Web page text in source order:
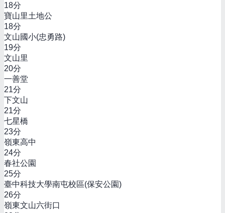
18分
寶山里土地公
18分
文山國小(忠勇路)
19分
文山里
20分
一善堂
21分
下文山
21分
七星橋
23分
嶺東高中
24分
春社公園
25分
臺中科技大學南屯校區(保安公園)
26分
嶺東文山六街口